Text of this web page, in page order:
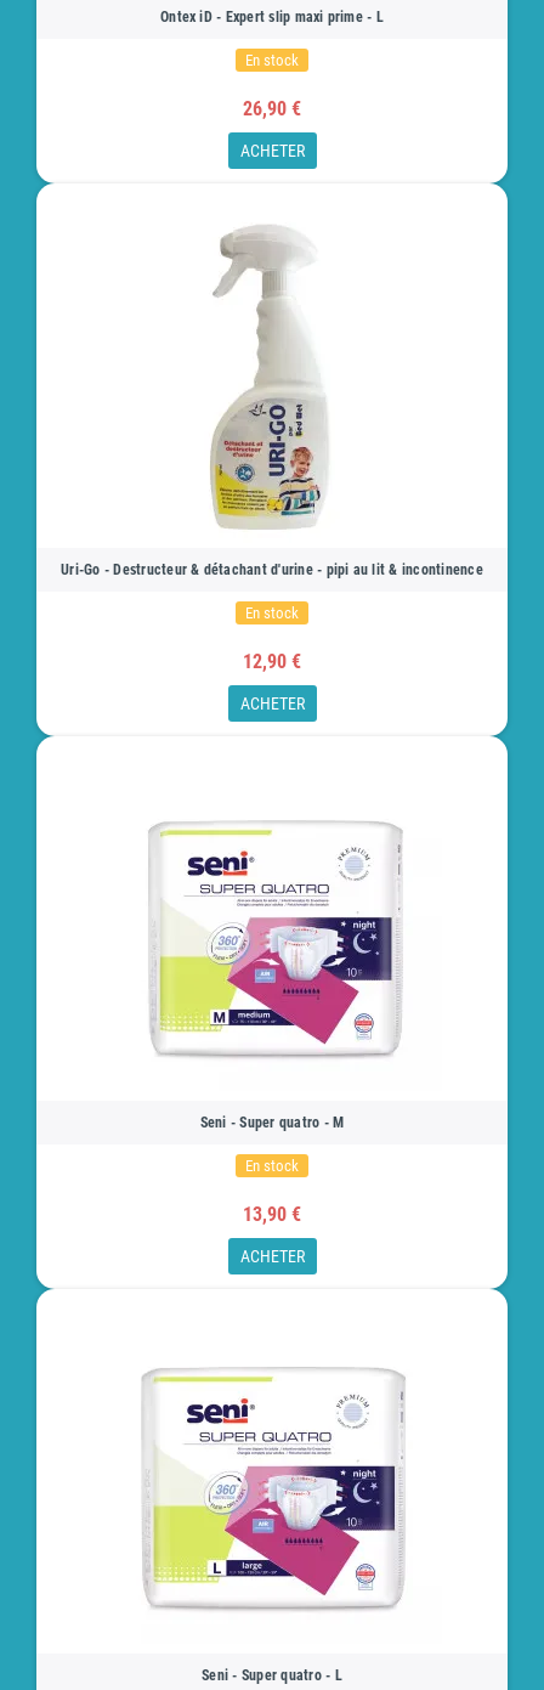
Ontex iD - Expert slip maxi prime - L
En stock
26,90 €
ACHETER
Uri-Go - Destructeur & détachant d'urine - pipi au lit & incontinence
En stock
12,90 €
ACHETER
Seni - Super quatro - M
En stock
13,90 €
ACHETER
Seni - Super quatro - L